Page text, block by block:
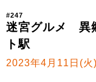
#247
迷宮グルメ 異
ト駅
2023年4月11日(火)